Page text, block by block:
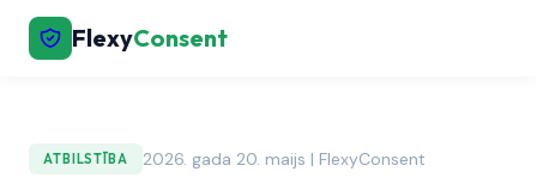
FlexyConsent
ATBILSTĪBA 2026. gada 20. maijs | FlexyConsent